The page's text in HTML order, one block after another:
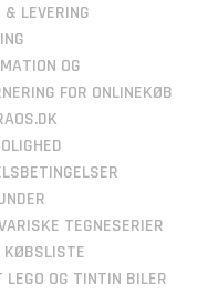
& LEVERING
OG
FOR ONLINEKØB
TEGNESERIER
KØBSLISTE
LEGO OG TINTIN BILER